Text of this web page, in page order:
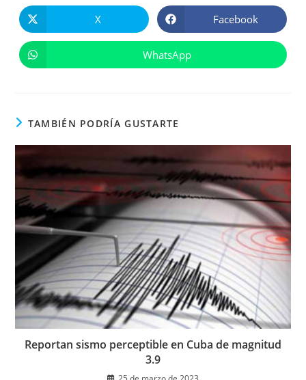
abre
en
ventana
X Se
abre
en
ventana
Facebook
Se
abre
WhatsApp
TAMBIÉN PODRÍA GUSTARTE
Reportan sismo perceptible en Cuba de magnitud
3.9